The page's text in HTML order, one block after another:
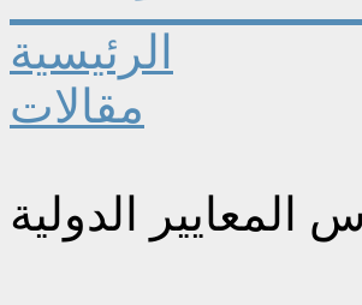
الرئيسية
مقالات
المعايير الدولية